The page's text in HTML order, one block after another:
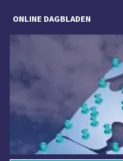
ONLINE DAGBLADEN